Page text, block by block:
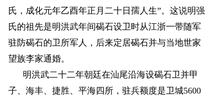
氏，成化元年乙酉年正月二十日孺人生”。这说明强
氏的祖先是明洪武年间碣石设卫时从江浙一带随军
驻防碣石的卫所军人，后来定居碣石并与当地世家
望族李家通婚。
明洪武二十二年朝廷在汕尾沿海设碣石卫并甲
子、海丰、捷胜、平海四所，驻兵额度是卫城5600